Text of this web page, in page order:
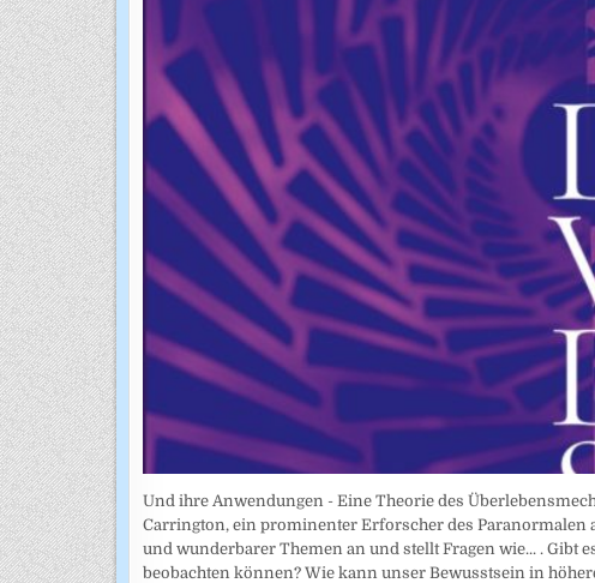
Und ihre Anwendungen - Eine Theorie des
Carrington, ein prominenter Erforscher des
und wunderbarer Themen an und stellt Fragen wie... . Gibt
beobachten können? Wie kann unser Bewusstsein in